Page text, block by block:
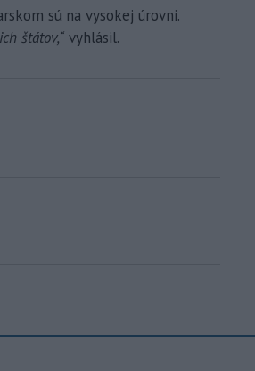
sú na vysokej úrovni.
štátov,“ vyhlásil.